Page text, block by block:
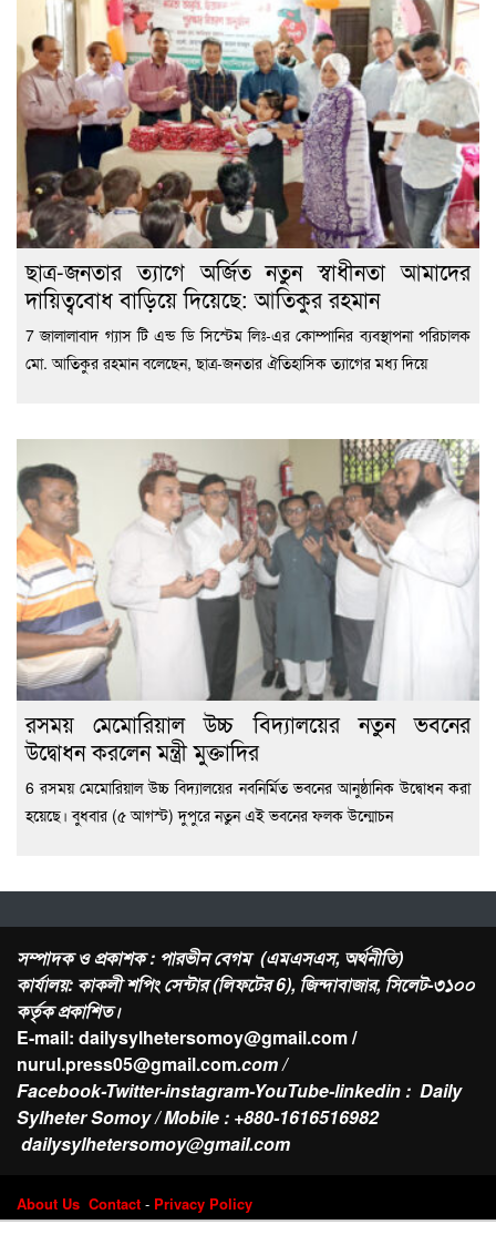
ছাত্র-জনতার ত্যাগে অর্জিত নতুন স্বাধীনতা আমাদের
দায়িত্ববোধ বাড়িয়ে দিয়েছে: আতিকুর রহমান
7 জালালাবাদ গ্যাস টি এন্ড ডি সিস্টেম লিঃ-এর কোম্পানির ব্যবস্থাপনা পরিচালক
মো. আতিকুর রহমান বলেছেন, ছাত্র-জনতার ঐতিহাসিক ত্যাগের মধ্য দিয়ে
রসময় মেমোরিয়াল উচ্চ বিদ্যালয়ের নতুন ভবনের
উদ্বোধন করলেন মন্ত্রী মুক্তাদির
6 রসময় মেমোরিয়াল উচ্চ বিদ্যালয়ের নবনির্মিত ভবনের আনুষ্ঠানিক উদ্বোধন করা
হয়েছে। বুধবার (৫ আগস্ট) দুপুরে নতুন এই ভবনের ফলক উন্মোচন
সম্পাদক ও প্রকাশক : পারভীন বেগম (এমএসএস, অর্থনীতি)
কার্যালয়: কাকলী শপিং সেন্টার (লিফটের 6), জিন্দাবাজার, সিলেট-৩১০০
কর্তৃক প্রকাশিত।
E-mail: dailysylhetersomoy@gmail.com /
nurul.press05@gmail.com.com /
Facebook-Twitter-instagram-YouTube-linkedin : Daily
Sylheter Somoy / Mobile : +880-1616516982
dailysylhetersomoy@gmail.com
About Us Contact - Privacy Policy
Design & Developed byWeb Nest